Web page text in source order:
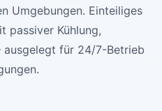
Umgebungen. Einteiliges
passiver Kühlung,
ausgelegt für 24/7-Betrieb